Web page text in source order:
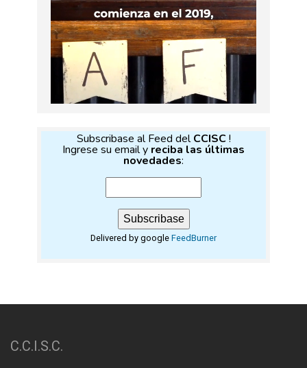
Subscribase al Feed delCCISC!
Ingrese su email y reciba las últimas
novedades:
Delivered by google FeedBurner
C.C.I.S.C.